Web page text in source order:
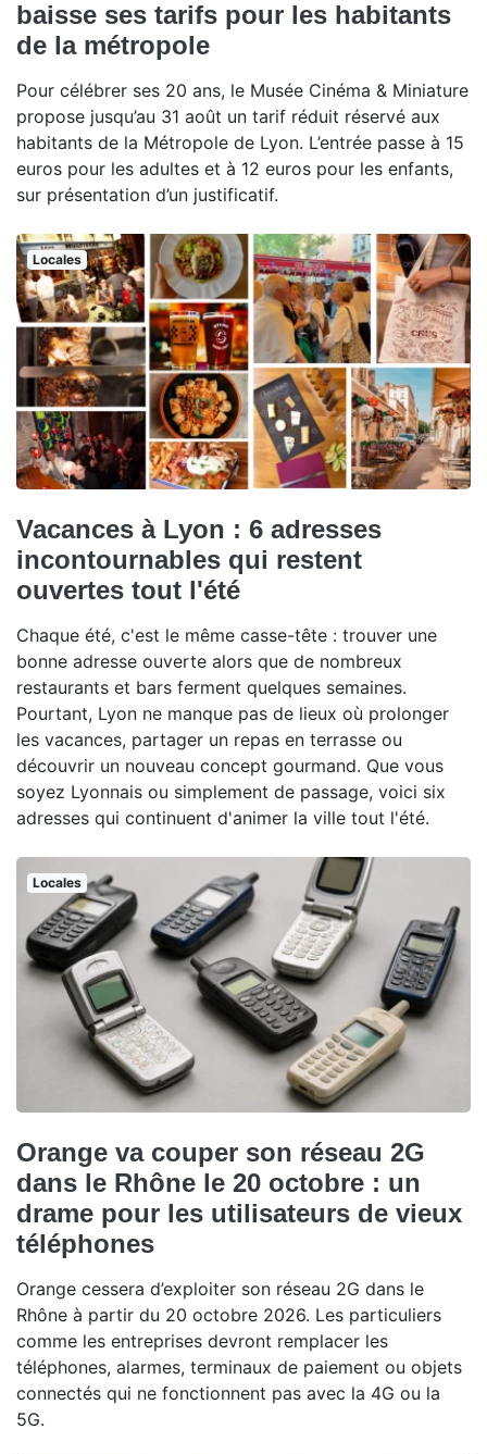
baisse ses tarifs pour les habitants
de la métropole
Pour célébrer ses 20 ans, le Musée Cinéma & Miniature
propose jusqu’au 31 août un tarif réduit réservé aux
habitants de la Métropole de Lyon. L’entrée passe à 15
euros pour les adultes et à 12 euros pour les enfants,
sur présentation d’un justificatif.
Locales
Vacances à Lyon : 6 adresses
incontournables qui restent
ouvertes tout l'été
Chaque été, c'est le même casse-tête : trouver une
bonne adresse ouverte alors que de nombreux
restaurants et bars ferment quelques semaines.
Pourtant, Lyon ne manque pas de lieux où prolonger
les vacances, partager un repas en terrasse ou
découvrir un nouveau concept gourmand. Que vous
soyez Lyonnais ou simplement de passage, voici six
adresses qui continuent d'animer la ville tout l'été.
Locales
Orange va couper son réseau 2G
dans le Rhône le 20 octobre : un
drame pour les utilisateurs de vieux
téléphones
Orange cessera d’exploiter son réseau 2G dans le
Rhône à partir du 20 octobre 2026. Les particuliers
comme les entreprises devront remplacer les
téléphones, alarmes, terminaux de paiement ou objets
connectés qui ne fonctionnent pas avec la 4G ou la
5G.